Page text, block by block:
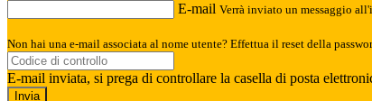
E-mail Verrà inviato un messaggio
Non hai una e-mail associata al nome utente? Effettua il reset della
E-mail inviata, si prega di controllare la casella di posta